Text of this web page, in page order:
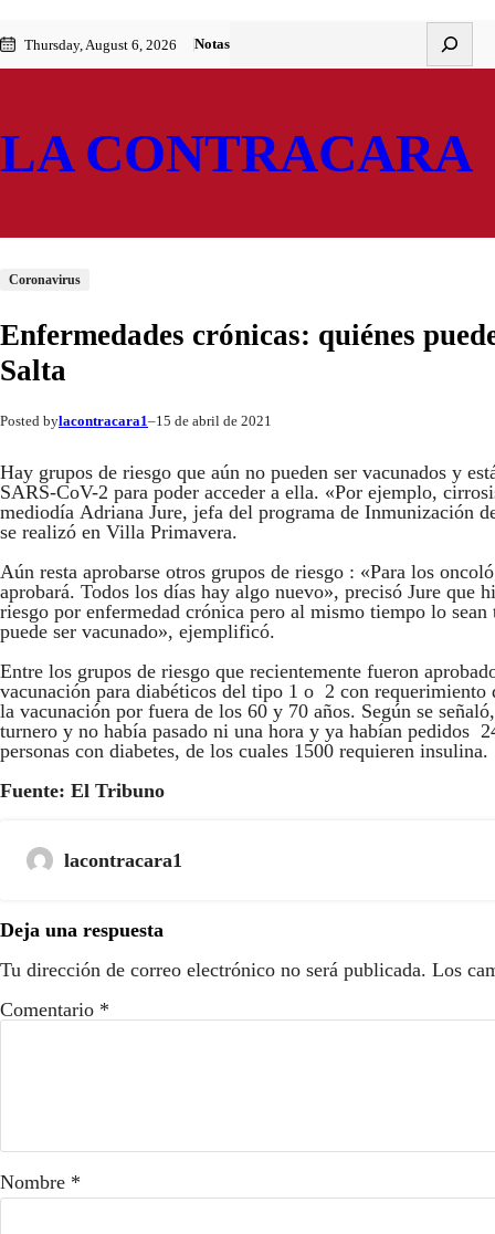
al
contenido
to
content
Thursday, August 6, 2026 Notas
LA CONTRACARA
Coronavirus
Enfermedades crónicas: quiénes
Salta
Posted bylacontracara1–15 de abril de 2021
Hay grupos de riesgo que aún no pueden ser vacunados y
SARS-CoV-2 para poder acceder a ella. «Por ejemplo,
mediodía Adriana Jure, jefa del programa de Inmunización
se realizó en Villa Primavera.
Aún resta aprobarse otros grupos de riesgo : «Para los
aprobará. Todos los días hay algo nuevo», precisó Jure que
riesgo por enfermedad crónica pero al mismo tiempo lo
puede ser vacunado», ejemplificó.
Entre los grupos de riesgo que recientemente fueron
vacunación para diabéticos del tipo 1 o 2 con
la vacunación por fuera de los 60 y 70 años. Según se
turnero y no había pasado ni una hora y ya habían pedidos
personas con diabetes, de los cuales 1500 requieren insulina.
Fuente: El Tribuno
lacontracara1
Deja una respuesta
Tu dirección de correo electrónico no será publicada. Los
Comentario *
Nombre *